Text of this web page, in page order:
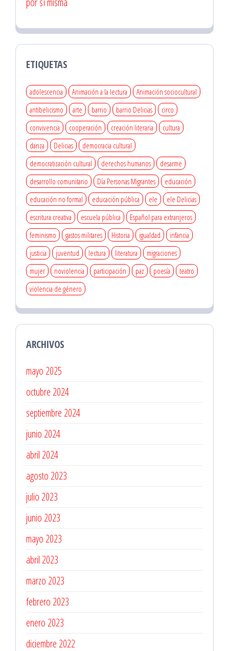
ETIQUETAS
adolescencia Animación a la lectura
Animación sociocultural
antibelicismo
arte barrio barrio Delicias
circo
convivencia
cooperación creación literaria
cultura
danza
Delicias
democracia cultural
democratización cultural
derechos humanos
desarme
desarrollo comunitario
Día Personas Migrantes
educación
educación no formal
educación pública ele
ele Delicias
escritura creativa
escuela pública
Español para extranjeros
feminismo
gastos militares Historia igualdad
infancia
justicia
juventud lectura literatura
migraciones
mujer
noviolencia participación paz poesía
teatro
violencia de género
ARCHIVOS
mayo 2025
octubre 2024
septiembre 2024
junio 2024
abril 2024
agosto 2023
julio 2023
junio 2023
mayo 2023
abril 2023
marzo 2023
febrero 2023
enero 2023
diciembre 2022